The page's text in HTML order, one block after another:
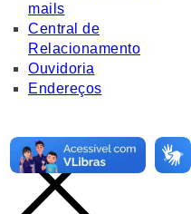
mails
Central de
Relacionamento
Ouvidoria
Endereços